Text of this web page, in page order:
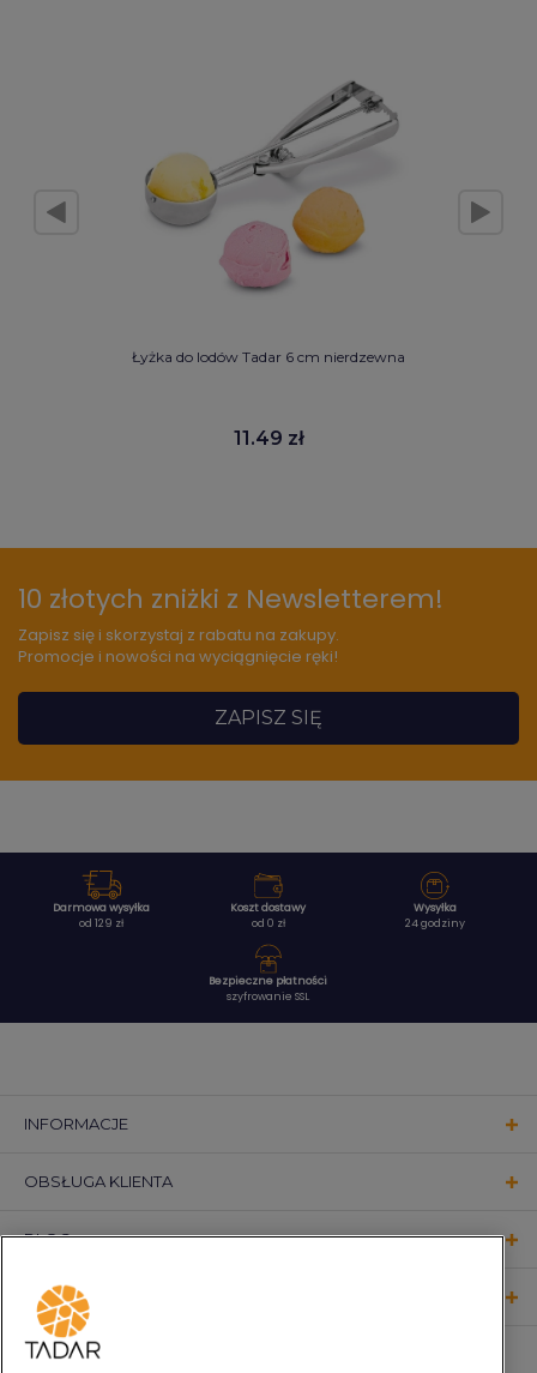
Łyżka do lodów Tadar 6 cm nierdzewna
11.49 zł
10 złotych zniżki z Newsletterem!
Zapisz się i skorzystaj z rabatu na zakupy.
Promocje i nowości na wyciągnięcie ręki!
ZAPISZ SIĘ
Darmowa wysyłka
od 129 zł
Koszt dostawy
od 0 zł
Wysyłka
24 godziny
Bezpieczne płatności
szyfrowanie SSL
INFORMACJE
OBSŁUGA KLIENTA
BLOG
KONTAKT